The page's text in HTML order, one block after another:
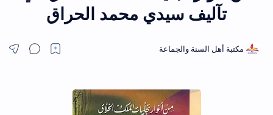
تآليف سيدي محمد الحراق